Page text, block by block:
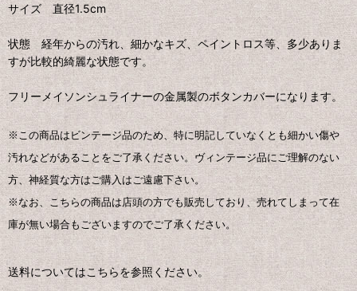
サイズ 直径1.5cm
状態 経年からの汚れ、細かなキズ、ペイントロス等、多少ありま
すが比較的綺麗な状態です。
フリーメイソンシュライナーの金属製のボタンカバーになります。
※この商品はビンテージ品のため、特に明記していなくとも細かい傷や
汚れなどがあることをご了承ください。ヴィンテージ品にご理解のない
方、神経質な方はご購入はご遠慮下さい。
※なお、こちらの商品は店頭の方でも販売しており、売れてしまって在
庫が無い場合もございますのでご了承ください。
送料についてはこちらを参照ください。